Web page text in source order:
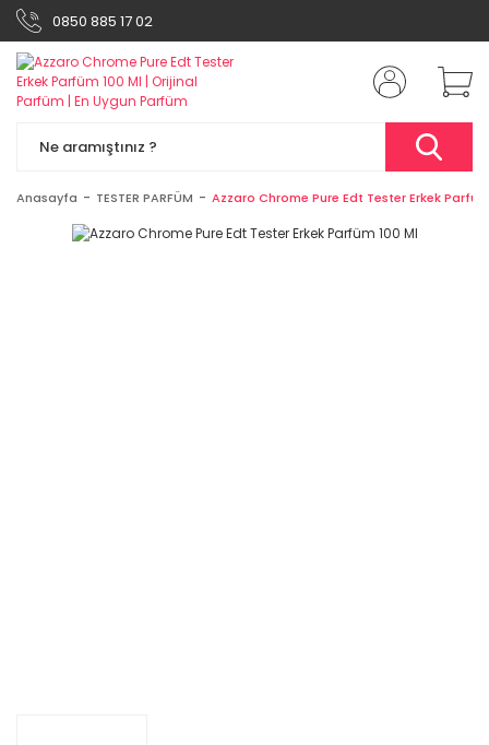
0850 885 17 02
Anasayfa TESTER PARFÜM Azzaro Chrome Pure Edt Tester Erkek